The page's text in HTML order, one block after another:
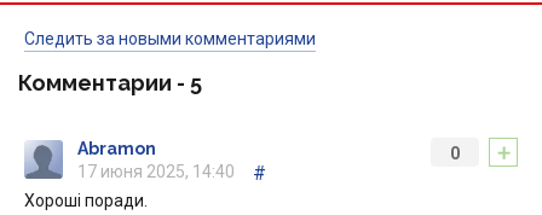
Следить за новыми комментариями
Комментарии - 5
+
0
Abramon
17 июня 2025, 14:40
#
Хороші поради.